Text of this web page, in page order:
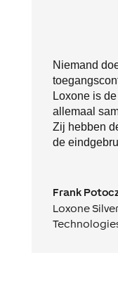
Niemand
Loxone is
allemaal
Zij hebben
de
Frank
Loxone